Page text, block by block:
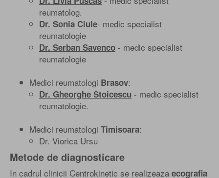
reumatolog.
Dr. Sonia Ciule- medic specialist
reumatologie
Dr. Serban Savenco - medic specialist
reumatologie
Medici reumatologi Brasov:
Dr. Gheorghe Stoicescu - medic specialist
reumatologie.
Medici reumatologi Timisoara:
Dr. Viorica Ursu
Metode de diagnosticare
In cadrul clinicii Centrokinetic se realizeaza ecografia